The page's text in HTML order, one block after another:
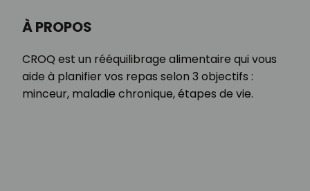
À PROPOS
CROQ est un rééquilibrage alimentaire qui vous
aide à planifier vos repas selon 3 objectifs :
minceur, maladie chronique, étapes de vie.